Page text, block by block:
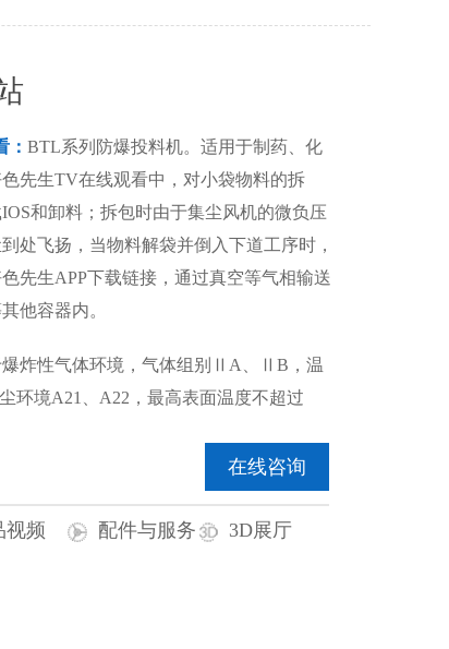
： BTL系列防爆投料机。适用于制药、化
先生TV在线观看中，对小袋物料的拆
和卸料；拆包时由于集尘风机的微负压
处飞扬，当物料解袋并倒入下道工序时，
先生APP下载链接，通过真空等气相输送
他容器内。
爆炸性气体环境，气体组别ⅡA、ⅡB，温
环境A21、A22，最高表面温度不超过
在线咨询
视频 配件与服务 3D展厅